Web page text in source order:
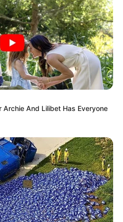
Bikin
Archie And Lilibet Has Everyone